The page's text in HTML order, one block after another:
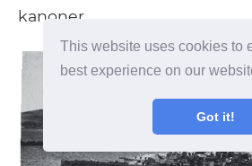
This website uses cookies to
best experience on our
Got it!
kanoner.